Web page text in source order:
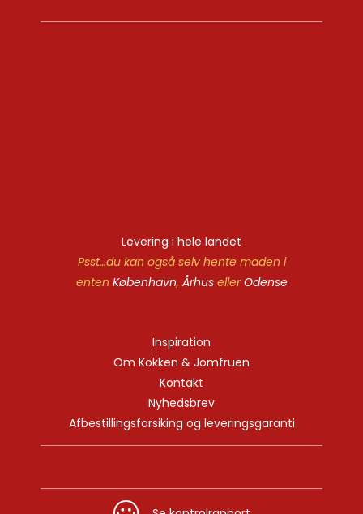
Levering i hele landet
Psst…du kan også selv hente maden i
enten København, ÅrhusellerOdense
Inspiration
Om Kokken & Jomfruen
Kontakt
Nyhedsbrev
Afbestillingsforsiking og leveringsgaranti